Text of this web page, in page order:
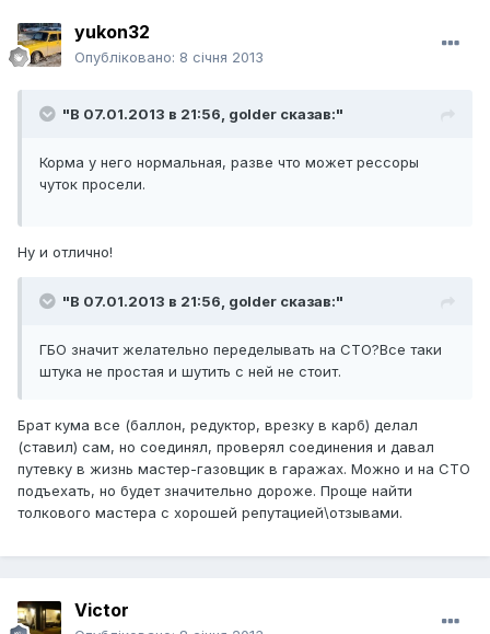
yukon32
Опубліковано: 8 січня 2013
"В 07.01.2013 в 21:56, golder сказав:"
Корма у него нормальная, разве что может рессоры
чуток просели.
Ну и отлично!
"В 07.01.2013 в 21:56, golder сказав:"
ГБО значит желательно переделывать на СТО?Все таки
штука не простая и шутить с ней не стоит.
Брат кума все (баллон, редуктор, врезку в карб) делал
(ставил) сам, но соединял, проверял соединения и давал
путевку в жизнь мастер-газовщик в гаражах. Можно и на СТО
подъехать, но будет значительно дороже. Проще найти
толкового мастера с хорошей репутацией\отзывами.
Victor